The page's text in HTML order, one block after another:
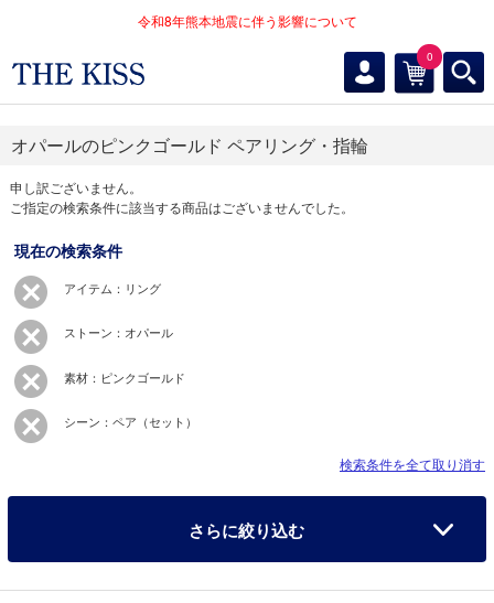
令和8年熊本地震に伴う影響について
0
オパールのピンクゴールド ペアリング・指輪
申し訳ございません。
ご指定の検索条件に該当する商品はございませんでした。
現在の検索条件
アイテム：リング
ストーン：オパール
素材：ピンクゴールド
シーン：ペア（セット）
検索条件を全て取り消す
さらに絞り込む